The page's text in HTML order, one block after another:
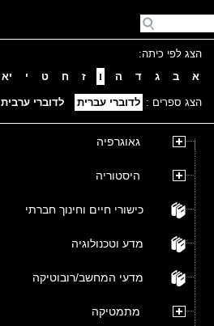
הצג לפי כיתה:
א
ב ג ד ה ו ז ח ט י יא
הצג ספרים : לדוברי עברית לדוברי ערבית
גאוגרפיה
היסטוריה
כישורי חיים וחינוך חברתי
מדע וטכנולוגיה
מדעי המחשב/רובוטיקה
מתמטיקה